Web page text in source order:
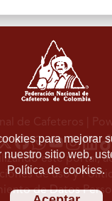
para mejorar
nuestro sitio web,
Política de cookies.
de Cafeteros |
este portal,
de usoy
de Datos